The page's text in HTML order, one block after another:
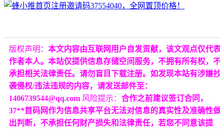
版权声明： 本文内容由互联网用户自发贡献，该文观点仅代
作者本人。本站仅提供信息存储空间服务，不拥有所有权，
承担相关法律责任。请勿盲目下载注册。如发现本站有涉嫌
袭侵权/违法违规的内容，请发送邮件至：
1406739544@qq.com 风险提示： 合作之前建议签订合同，
37**首码网作为信息共享平台无法对信息的真实性及准确性
出判断，不承担任何财产损失和法律责任，若您不同意该提